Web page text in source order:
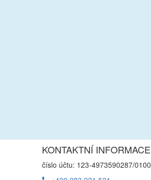
KONTAKTNÍ INFORMACE
číslo účtu: 123-4973590287/0100